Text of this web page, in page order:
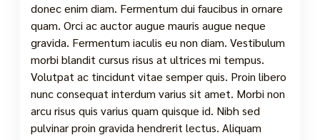
donec enim diam. Fermentum dui faucibus in ornare
quam. Orci ac auctor augue mauris augue neque
gravida. Fermentum iaculis eu non diam. Vestibulum
morbi blandit cursus risus at ultrices mi tempus.
Volutpat ac tincidunt vitae semper quis. Proin libero
nunc consequat interdum varius sit amet. Morbi non
arcu risus quis varius quam quisque id. Nibh sed
pulvinar proin gravida hendrerit lectus. Aliquam